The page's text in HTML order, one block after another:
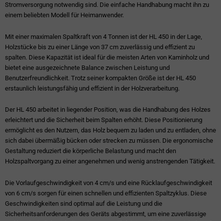
Stromversorgung notwendig sind. Die einfache Handhabung macht ihn zu
einem beliebten Modell für Heimanwender.
Mit einer maximalen Spaltkraft von 4 Tonnen ist der HL 450 in der Lage,
Holzstücke bis zu einer Länge von 37 cm zuverlässig und effizient zu
spalten. Diese Kapazität ist ideal für die meisten Arten von Kaminholz und
bietet eine ausgezeichnete Balance zwischen Leistung und
Benutzerfreundlichkeit. Trotz seiner kompakten Größe ist der HL 450
erstaunlich leistungsfähig und effizient in der Holzverarbeitung.
Der HL 450 arbeitet in liegender Position, was die Handhabung des Holzes
erleichtert und die Sicherheit beim Spalten erhöht. Diese Positionierung
ermöglicht es den Nutzern, das Holz bequem zu laden und zu entladen, ohne
sich dabei übermäßig bücken oder strecken zu müssen. Die ergonomische
Gestaltung reduziert die körperliche Belastung und macht den
Holzspaltvorgang zu einer angenehmen und wenig anstrengenden Tätigkeit.
Die Vorlaufgeschwindigkeit von 4 cm/s und eine Rücklaufgeschwindigkeit
von 6 cm/s sorgen für einen schnellen und effizienten Spaltzyklus. Diese
Geschwindigkeiten sind optimal auf die Leistung und die
Sicherheitsanforderungen des Geräts abgestimmt, um eine zuverlässige